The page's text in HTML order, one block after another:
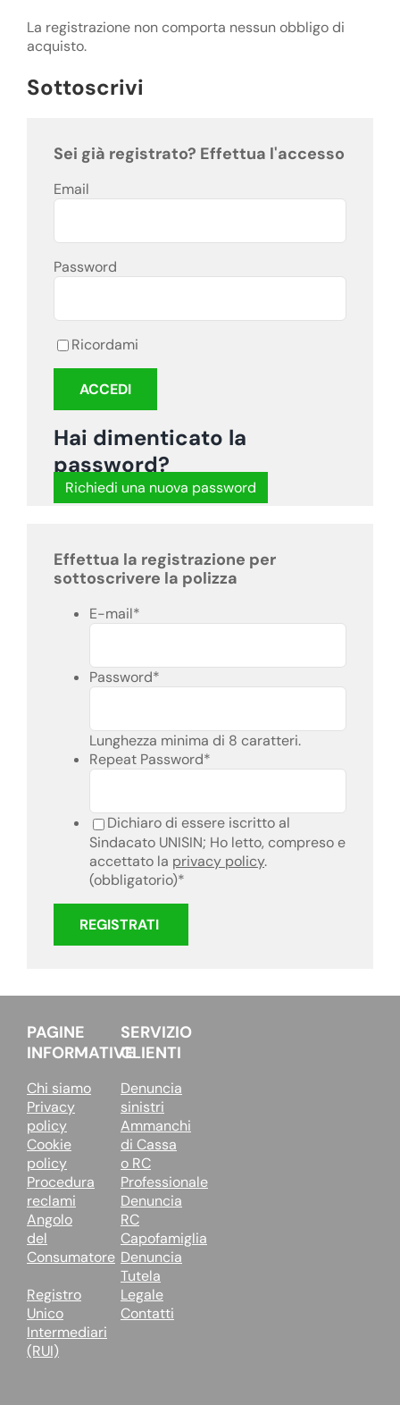
La registrazione non comporta nessun obbligo di
acquisto.
Sottoscrivi
Sei già registrato? Effettua l'accesso
Email
Password
Ricordami
Hai dimenticato la
password?
Richiedi una nuova password
Effettua la registrazione per
sottoscrivere la polizza
E-mail*
Password*
Lunghezza minima di 8 caratteri.
Repeat Password*
Dichiaro di essere iscritto al
Sindacato UNISIN; Ho letto, compreso e
accettato la privacy policy.
(obbligatorio)*
PAGINE
INFORMATIVE
Chi siamo
Privacy
policy
Cookie
policy
Procedura
reclami
Angolo
del
Consumatore
Registro
Unico
Intermediari
(RUI)
SERVIZIO
CLIENTI
Denuncia
sinistri
Ammanchi
di Cassa
o RC
Professionale
Denuncia
RC
Capofamiglia
Denuncia
Tutela
Legale
Contatti